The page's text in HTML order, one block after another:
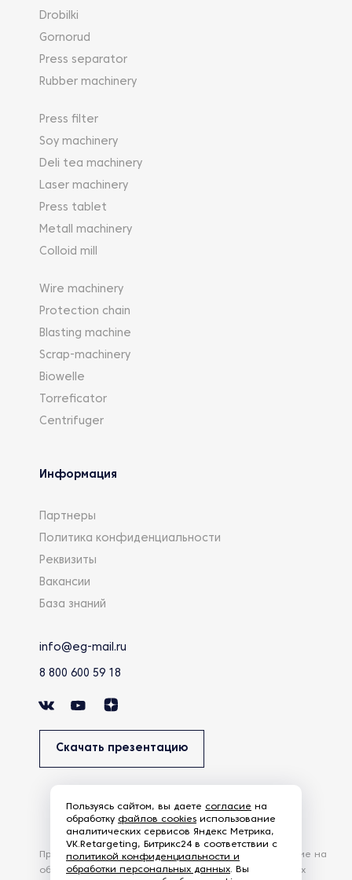
Drobilki
Gornorud
Press separator
Rubber machinery
Press filter
Soy machinery
Deli tea machinery
Laser machinery
Press tablet
Metall machinery
Colloid mill
Wire machinery
Protection chain
Blasting machine
Scrap-machinery
Biowelle
Torreficator
Centrifuger
Информация
Партнеры
Политика конфиденциальности
Реквизиты
Вакансии
База знаний
info@eg-mail.ru
8 800 600 59 18
Скачать презентацию
Продолжая использовать наш сайт, вы даете согласие на
обработку файлов Cookies и других пользовательских
Пользуясь сайтом, вы даете согласие на
обработку файлов cookies использование
аналитических сервисов Яндекс Метрика,
VK.Retargeting, Битрикс24 в соответствии с
политикой конфиденциальности и
обработки персональных данных. Вы